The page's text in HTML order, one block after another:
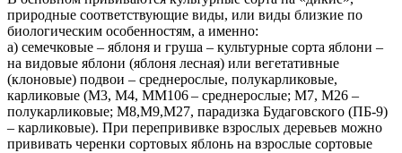
природные соответствующие виды, или виды близкие по
биологическим особенностям, а именно:
а) семечковые – яблоня и груша – культурные сорта яблони –
на видовые яблони (яблоня лесная) или вегетативные
(клоновые) подвои – среднерослые, полукарликовые,
карликовые (М3, М4, ММ106 – среднерослые; М7, М26 –
полукарликовые; М8,М9,М27, парадизка Будаговского (ПБ-9)
– карликовые). При перепрививке взрослых деревьев можно
прививать черенки сортовых яблонь на взрослые сортовые